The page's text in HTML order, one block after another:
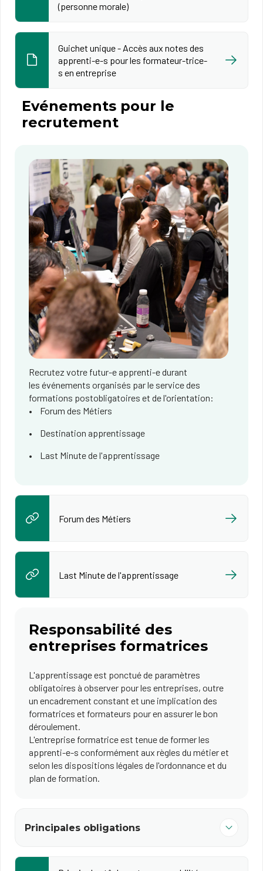
(personne morale)
Guichet unique - Accès aux notes des
apprenti-e-s pour les formateur-trice-
s en entreprise
Evénements pour le
recrutement
Recrutez votre futur-e apprenti-e durant
les événements organisés par le service des
formations postobligatoires et de l'orientation:
Forum des Métiers
Destination apprentissage
Last Minute de l'apprentissage
Forum des Métiers
Last Minute de l'apprentissage
Responsabilité des
entreprises formatrices
L'apprentissage est ponctué de paramètres
obligatoires à observer pour les entreprises, outre
un encadrement constant et une implication des
formatrices et formateurs pour en assurer le bon
déroulement.
L'entreprise formatrice est tenue de former les
apprenti-e-s conformément aux règles du métier et
selon les dispositions légales de l'ordonnance et du
plan de formation.
Principales obligations